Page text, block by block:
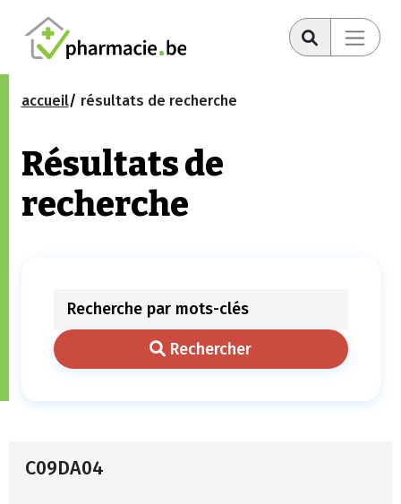
accueil résultats de recherche
Résultats de
recherche
Rechercher
C09DA04